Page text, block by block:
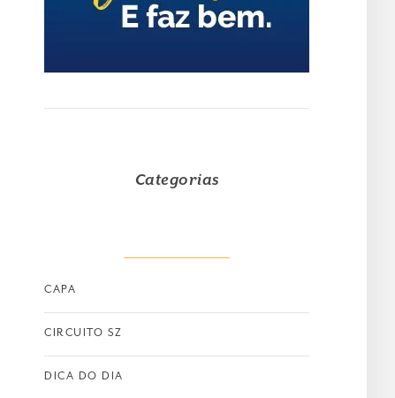
Categorias
CAPA
CIRCUITO SZ
DICA DO DIA